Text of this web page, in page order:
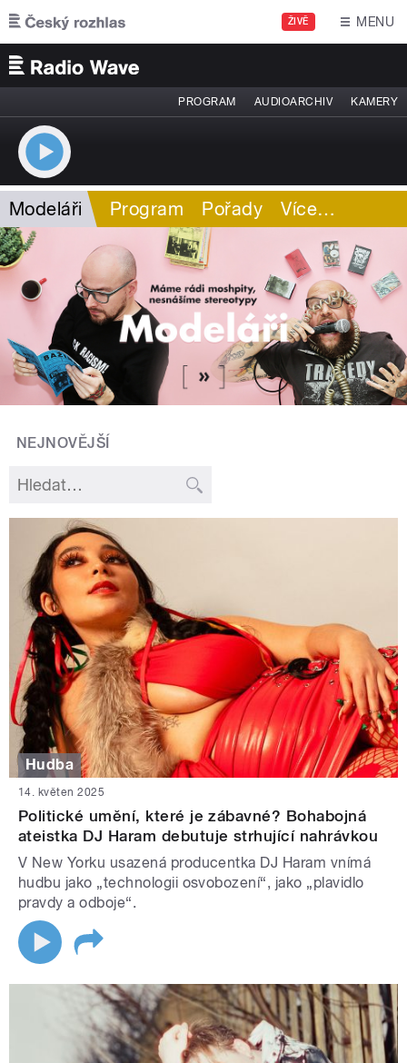
Přejít k hlavnímu obsahu
ŽIVĚ MENU
PROGRAM AUDIOARCHIV KAMERY
Modeláři Program Pořady Více…
NEJNOVĚJŠÍ
Hudba
14. květen 2025
Politické umění, které je zábavné? Bohabojná
ateistka DJ Haram debutuje strhující nahrávkou
V New Yorku usazená producentka DJ Haram vnímá
hudbu jako „technologii osvobození“, jako „plavidlo
pravdy a odboje“.